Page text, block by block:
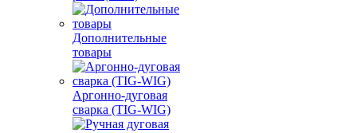
Дополнительные
товары
Аргонно-дуговая
сварка (TIG-WIG)